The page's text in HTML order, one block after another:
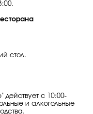
стол.
действует с 10:00-
и алкогольные